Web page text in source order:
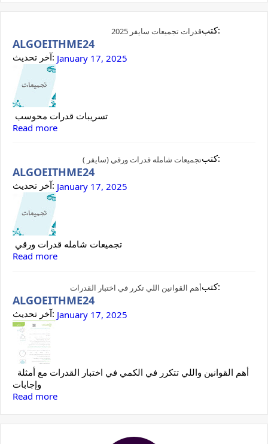
قدرات تجميعات سايفر 2025 كتب:
ALGOEITHME24
آخر تحديث: January 17, 2025
Read more
تجميعات شامله قدرات ورقي (سايفر ) كتب:
ALGOEITHME24
آخر تحديث: January 17, 2025
Read more
أهم القوانين اللي تكرر في اختبار القدرات كتب:
ALGOEITHME24
آخر تحديث: January 17, 2025
وإجابات
Read more